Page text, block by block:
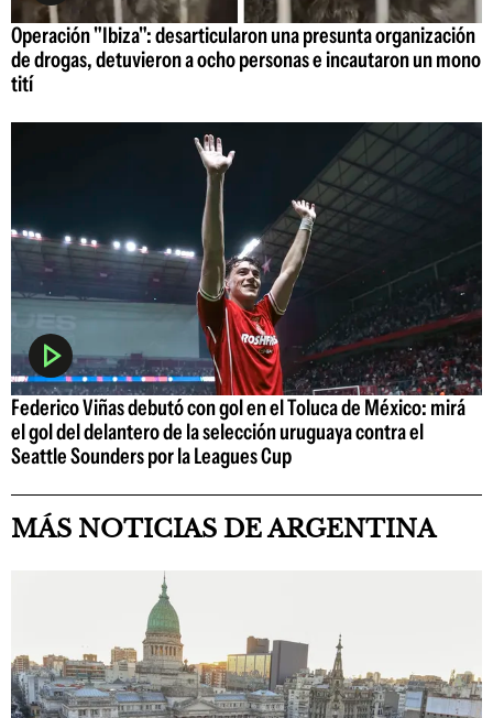
Operación "Ibiza": desarticularon una presunta organización
de drogas, detuvieron a ocho personas e incautaron un mono
tití
Federico Viñas debutó con gol en el Toluca de México: mirá
el gol del delantero de la selección uruguaya contra el
Seattle Sounders por la Leagues Cup
MÁS NOTICIAS DE ARGENTINA